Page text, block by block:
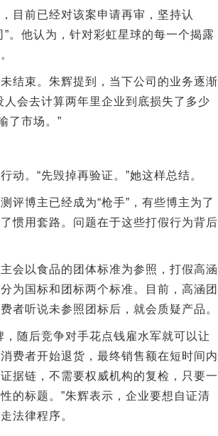
前已经对该案申请再审，坚持认
。他认为，针对彩虹星球的每一个揭露
束。朱辉提到，当下公司的业务逐渐
会去计算两年里企业到底损失了多少
了市场。”
。“先毁掉再验证。”她这样总结。
博主已经成为“枪手”，有些博主为了
惯用套路。问题在于这些打假行为背后
以食品的团体标准为参照，打假高涵
为国标和团标两个标准。目前，高涵团
者听说未参照团标后，就会质疑产品。
随后竞争对手花点钱雇水军就可以让
费者开始退货，最终销售额在短时间内
据链，不需要权威机构的复检，只要一
的标题。”朱辉表示，企业要想自证清
法律程序。